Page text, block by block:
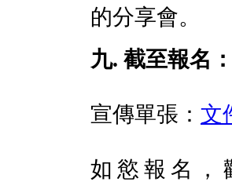
的分享會。
九. 截至報名
宣傳單張： 文
如慾報名，